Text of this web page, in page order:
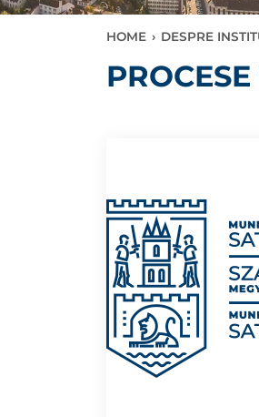
HOME › DESPRE